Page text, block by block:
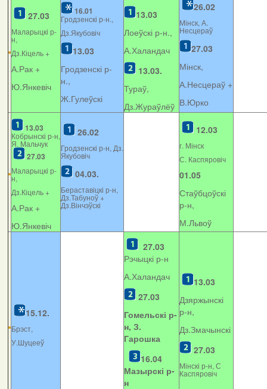
27.03
Маларыцкі р-
н,
Дз.Кіцель +
А.Рак +
Ю.Янкевіч
16.01
Гродзенскі р-н.,
Дз.Якубовіч
13.03
Гродзенскі р-
н.,
Ж.Гулеўскі
13.03
Лоеўскі р-н.,
А.Халандач
13.03.
Тураў,
Дз.Жураўлёў
26.02
Мінск, А.
Несцераў
27.03
Мінск,
А.Несцераў +
В.Юрко
13.03
Кобрынскі р-н,
Я. Мальчук
27.03
Маларыцкі р-
н,
Дз.Кіцель +
А.Рак +
Ю.Янкевіч
26.02
Гродзенскі р-н, Дз.
Якубовіч
04.03.
Бераставіцкі р-н,
Дз.Табуноў +
Дз.Вінчэўскі
12.03
г. Мінск
С. Каспяровіч
01.05
Стаўбцоўскі
р-н,
М.Львоў
15.12.
Брэст,
У.Шуцееў
27.03
Рэчыцкі р-н
А.Халандач
27.03
Гомельскі р-
н, З.
Гарошка
16.04
Мазырскі р-
н
13.03
Дзяржынскі
р-н,
Дз.Змачынскі
27.03
Мінскі р-н, С
Каспяровіч